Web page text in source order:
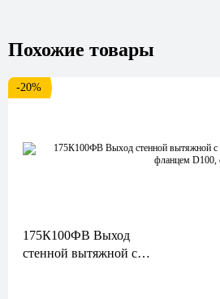
Похожие товары
-20%
175К100ФВ Выход
стенной вытяжной с